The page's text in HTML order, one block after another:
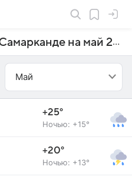
Прогноз погоды в Самарканде на май 2026 года
Май
+25°
Ночью: +15°
+20°
Ночью: +13°